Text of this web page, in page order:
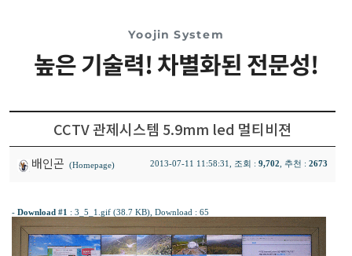
Yoojin System
높은 기술력! 차별화된 전문성!
CCTV 관제시스템 5.9mm led 멀티비젼
배인곤 (Homepage) 2013-07-11 11:58:31, 조회 : 9,702 , 추천 : 2673
- Download #1 : 3_5_1.gif (38.7 KB) , Download : 65